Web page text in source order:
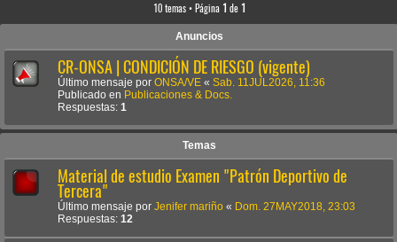
10 temas • Página 1 de 1
Anuncios
CR-ONSA | CONDICIÓN DE RIESGO (vigente)
Último mensaje por ONSA/VE « Sab. 11JUL2026, 11:36
Publicado en Publicaciones & Docs.
Respuestas: 1
Temas
Material de estudio Examen "Patrón Deportivo de
Tercera"
Último mensaje por Jenifer mariño « Dom. 27MAY2018, 23:03
Respuestas: 12